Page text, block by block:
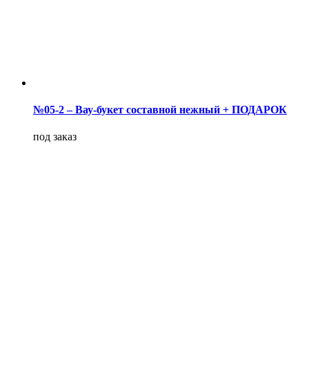
№05-2 – Вау-букет составной нежный + ПОДАРОК
под заказ